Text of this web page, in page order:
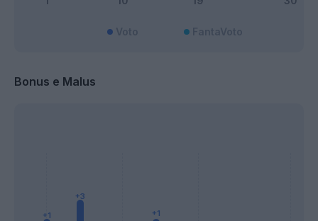
Bonus e Malus